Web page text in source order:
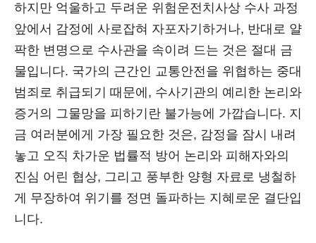
하지만 억울하고 두려운 위험운전치사상 수사 과정
앞에서 감정에 사로잡혀 자포자기하거나, 반대로 얄
팍한 변명으로 수사관을 속이려 드는 것은 절대 금
물입니다. 국가의 근간인 교통안전을 위협하는 중대
범죄로 취급되기 때문에, 수사기관의 예리한 논리와
증거의 그물망을 피하기란 불가능에 가깝습니다. 지
금 여러분에게 가장 필요한 것은, 감정을 잠시 내려
놓고 오직 차가운 법률적 방어 논리와 피해자와의
진심 어린 협상, 그리고 풍부한 양형 자료로 냉철하
게 무장하여 위기를 정면 돌파하는 지혜로운 결단입
니다.